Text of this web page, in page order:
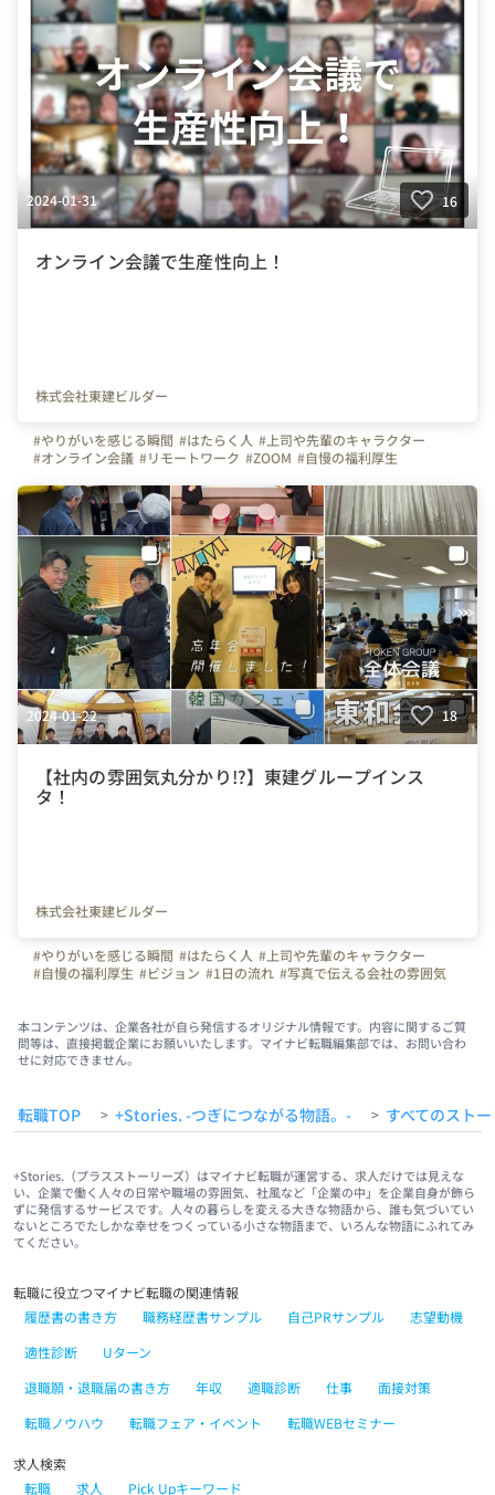
2024-01-31 16
オンライン会議で生産性向上！
株式会社東建ビルダー
#やりがいを感じる瞬間 #はたらく人 #上司や先輩のキャラクター
#オンライン会議 #リモートワーク #ZOOM #自慢の福利厚生
#休日 #社員紹介 #スキルアップ #お昼休憩 #インスタ
#TIKTOK
#YOUTUBE #東建グループ #東建ビルダー #東建リフォーム
#東建ペイント #東建産業 #東建リノベーション #栃木県 #足利市
#群馬県 #太田市 #佐野市 #桐生市 #館林市 #働きやすい職場
2024-01-22 18
【社内の雰囲気丸分かり⁉︎】東建グループインス
タ！
株式会社東建ビルダー
#やりがいを感じる瞬間 #はたらく人 #上司や先輩のキャラクター
#自慢の福利厚生 #ビジョン #1日の流れ #写真で伝える会社の雰囲気
#東建ペイント #東建産業 #東建リノベーション #栃木県 #足利市
#群馬県 #太田市 #佐野市 #桐生市 #館林市 #働きやすい職場
本コンテンツは、企業各社が自ら発信するオリジナル情報です。内容に関するご質
問等は、直接掲載企業にお願いいたします。マイナビ転職編集部では、お問い合わ
せに対応できません。
転職TOP > +Stories. -つぎにつながる物語。- > すべてのスト
+Stories.（プラスストーリーズ）はマイナビ転職が運営する、求人だけでは見えな
い、企業で働く人々の日常や職場の雰囲気、社風など「企業の中」を企業自身が飾ら
ずに発信するサービスです。人々の暮らしを変える大きな物語から、誰も気づいてい
ないところでたしかな幸せをつくっている小さな物語まで、いろんな物語にふれてみ
てください。
転職に役立つマイナビ転職の関連情報
履歴書の書き方
職務経歴書サンプル 自己PRサンプル
志望動機
適性診断
Uターン
退職願・退職届の書き方
年収 適職診断 仕事
面接対策
転職ノウハウ
転職フェア・イベント 転職WEBセミナー
求人検索
転職
求人 Pick Upキーワード